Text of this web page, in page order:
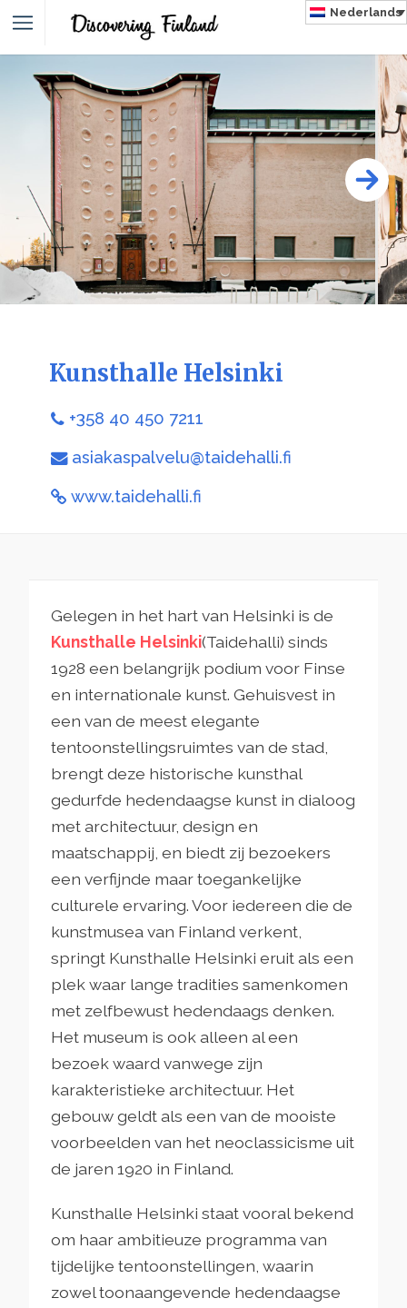
Nederlands
Kunsthalle Helsinki
+358 40 450 7211
asiakaspalvelu@taidehalli.fi
www.taidehalli.fi
Gelegen in het hart van Helsinki is de
Kunsthalle Helsinki(Taidehalli) sinds
1928 een belangrijk podium voor Finse
en internationale kunst. Gehuisvest in
een van de meest elegante
tentoonstellingsruimtes van de stad,
brengt deze historische kunsthal
gedurfde hedendaagse kunst in dialoog
met architectuur, design en
maatschappij, en biedt zij bezoekers
een verfijnde maar toegankelijke
culturele ervaring. Voor iedereen die de
kunstmusea van Finland verkent,
springt Kunsthalle Helsinki eruit als een
plek waar lange tradities samenkomen
met zelfbewust hedendaags denken.
Het museum is ook alleen al een
bezoek waard vanwege zijn
karakteristieke architectuur. Het
gebouw geldt als een van de mooiste
voorbeelden van het neoclassicisme uit
de jaren 1920 in Finland.
Kunsthalle Helsinki staat vooral bekend
om haar ambitieuze programma van
tijdelijke tentoonstellingen, waarin
zowel toonaangevende hedendaagse